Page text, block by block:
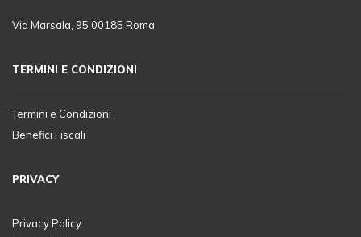
Via Marsala, 95 00185 Roma
TERMINI E CONDIZIONI
Termini e Condizioni
Benefici Fiscali
PRIVACY
Privacy Policy